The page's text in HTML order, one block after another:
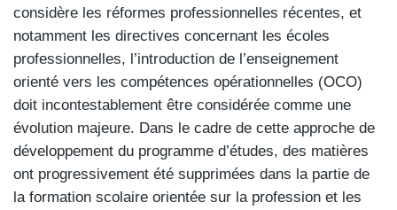
considère les réformes professionnelles récentes, et
notamment les directives concernant les écoles
professionnelles, l’introduction de l’enseignement
orienté vers les compétences opérationnelles (OCO)
doit incontestablement être considérée comme une
évolution majeure. Dans le cadre de cette approche de
développement du programme d’études, des matières
ont progressivement été supprimées dans la partie de
la formation scolaire orientée sur la profession et les